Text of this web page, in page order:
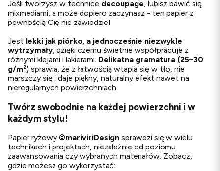
Jeśli tworzysz w technice decoupage , lubisz bawić się
mixmediami, a może dopiero zaczynasz - ten papier z
pewnością Cię nie zawiedzie!
Jest lekki jak piórko, a jednocześnie niezwykle
wytrzymały , dzięki czemu świetnie współpracuje z
różnymi klejami i lakierami. Delikatna gramatura (25–30
g/m²) sprawia, że z łatwością wtapia się w tło, nie
marszczy się i daje piękny, naturalny efekt nawet na
nieregularnych powierzchniach.
Twórz swobodnie na każdej powierzchni i w
każdym stylu!
Papier ryżowy ©mariviriDesign sprawdzi się w wielu
technikach i projektach, niezależnie od poziomu
zaawansowania czy wybranych materiałów. Zobacz,
gdzie możesz go wykorzystać: